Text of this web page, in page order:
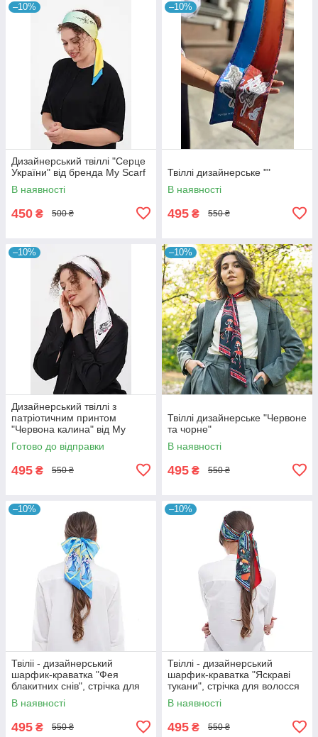
–10%
Дизайнерський твіллі "Серце
України" від бренда My Scarf
В наявності
450 ₴ 500 ₴
–10%
Твіллі дизайнерське ""
В наявності
495 ₴ 550 ₴
–10%
Дизайнерський твіллі з
патріотичним принтом
"Червона калина" від My
Scarf
Готово до відправки
495 ₴ 550 ₴
–10%
Твіллі дизайнерське "Червоне
та чорне"
В наявності
495 ₴ 550 ₴
–10%
Твіліі - дизайнерський
шарфик-краватка "Фея
блакитних снів", стрічка для
волосся
В наявності
495 ₴ 550 ₴
–10%
Твіллі - дизайнерський
шарфик-краватка "Яскраві
тукани", стрічка для волосся
В наявності
495 ₴ 550 ₴